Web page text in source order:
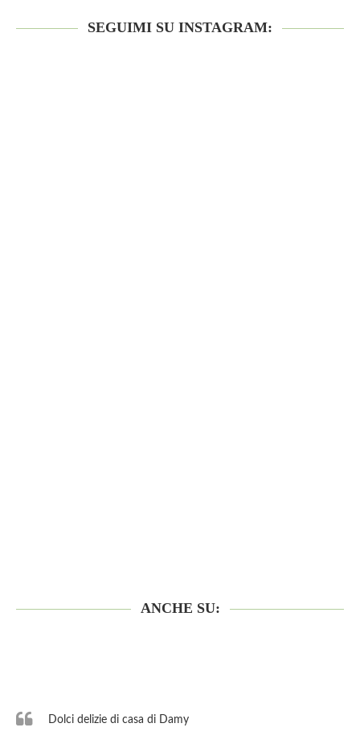
SEGUIMI SU INSTAGRAM:
ANCHE SU:
Dolci delizie di casa di Damy